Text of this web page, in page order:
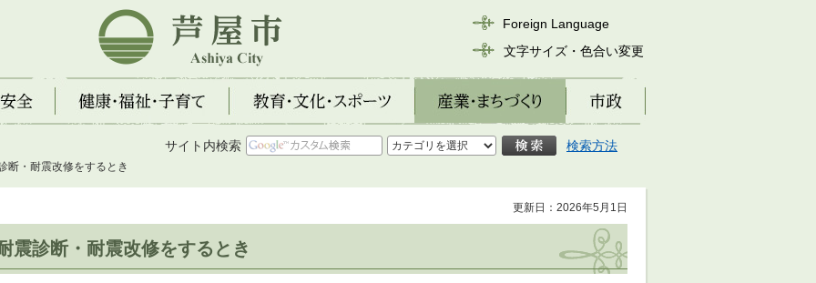
芦屋市
Foreign Language
文字サイズ・色合い変更
健康・福祉・子育て 教育・文化・スポーツ 産業・まちづくり 市政
サイト内検索 検索方法
断・耐震改修をするとき
更新日：2026年5月1日
震診断・耐震改修をするとき